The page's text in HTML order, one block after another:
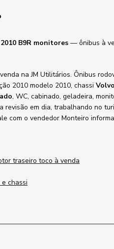
B9R monitores — ônibus à
na JM Utilitários. Ônibus
2010 modelo 2010, chassi
, WC, cabinado, geladeira,
revisão em dia, trabalhando no
com o vendedor Monteiro
traseiro toco à venda
chassi